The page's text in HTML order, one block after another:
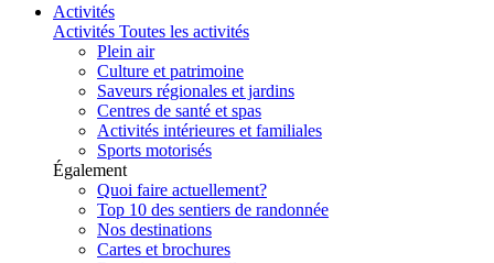
Activités
Activités Toutes les activités
Plein air
Culture et patrimoine
Saveurs régionales et jardins
Centres de santé et spas
Activités intérieures et familiales
Sports motorisés
Également
Quoi faire actuellement?
Top 10 des sentiers de randonnée
Nos destinations
Cartes et brochures